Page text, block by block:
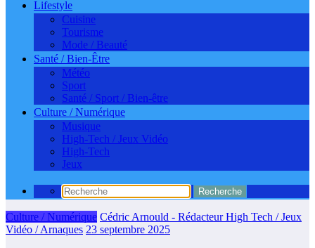
Lifestyle
Cuisine
Tourisme
Mode / Beauté
Santé / Bien-Être
Météo
Sport
Santé / Sport / Bien-être
Culture / Numérique
Musique
High-Tech / Jeux Vidéo
High-Tech
Jeux
Culture / Numérique Cédric Arnould - Rédacteur High Tech / Jeux
Vidéo / Arnaques 23 septembre 2025